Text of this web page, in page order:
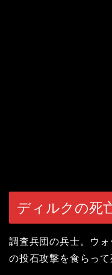
ディルクの死
調査兵団の兵士。ウ
の投石攻撃を食らって